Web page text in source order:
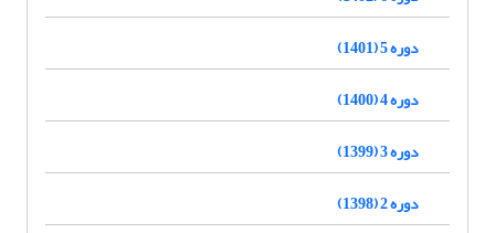
دوره 5 (1401)
دوره 4 (1400)
دوره 3 (1399)
دوره 2 (1398)